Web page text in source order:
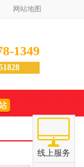
网站地图
1349
线上服务